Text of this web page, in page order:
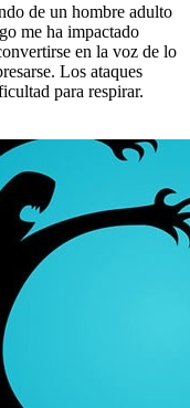
de un hombre adulto
me ha impactado
en la voz de lo
Los ataques
para respirar.